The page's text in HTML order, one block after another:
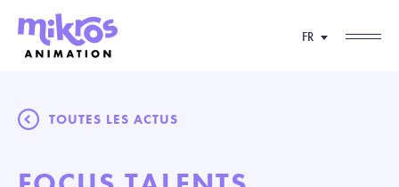
FR
TOUTES LES ACTUS